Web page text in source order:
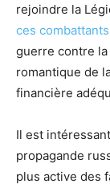
rejoindre la
ces
guerre contre la
romantique de
financière
Il est
propagande
plus active des